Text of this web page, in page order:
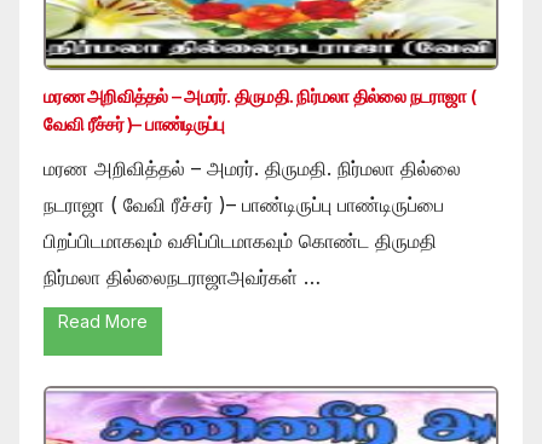
மரண அறிவித்தல் – அமரர். திருமதி. நிர்மலா தில்லை நடராஜா (
வேவி ரீச்சர் )– பாண்டிருப்பு
மரண அறிவித்தல் – அமரர். திருமதி. நிர்மலா தில்லை
நடராஜா ( வேவி ரீச்சர் )– பாண்டிருப்பு பாண்டிருப்பை
பிறப்பிடமாகவும் வசிப்பிடமாகவும் கொண்ட திருமதி
நிர்மலா தில்லைநடராஜாஅவர்கள் …
Read More